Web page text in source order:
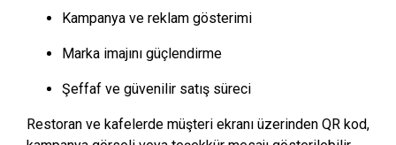
Kampanya ve reklam gösterimi
Marka imajını güçlendirme
Şeffaf ve güvenilir satış süreci
Restoran ve kafelerde müşteri ekranı üzerinden QR kod,